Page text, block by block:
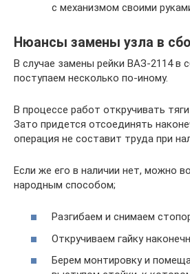
с механизмом своими
Нюансы замены узла в
В случае замены рейки ВАЗ-2114 в
поступаем несколько по-иному.
В процессе работ откручивать
Зато придется отсоединять
операция не составит труда при
Если же его в наличии нет, можно
народным способом;
Разгибаем и снимаем
Откручиваем гайку
Берем монтировку и